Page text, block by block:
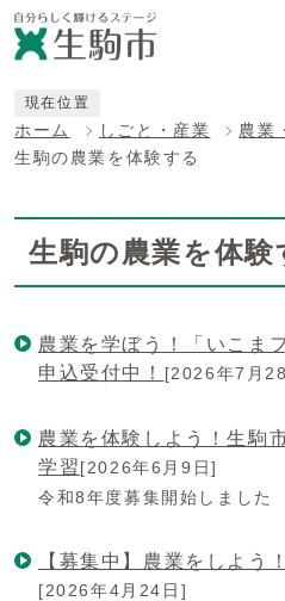
現在位置
ホーム しごと・産業
農業
生駒の農業を体験する
生駒の農業を体験
農業を学ぼう！「いこま
申込受付中！
[2026年7月
農業を体験しよう！生駒
学習[2026年6月9日]
令和8年度募集開始しました
【募集中】農業をしよう
[2026年4月24日]